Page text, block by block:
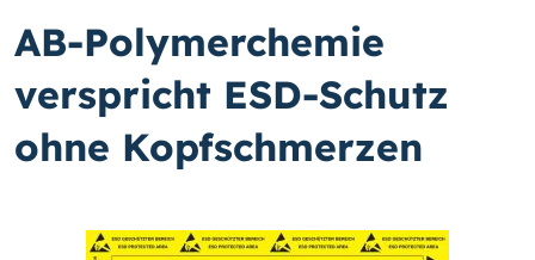
AB-Polymerchemie
verspricht ESD-Schutz
ohne Kopfschmerzen